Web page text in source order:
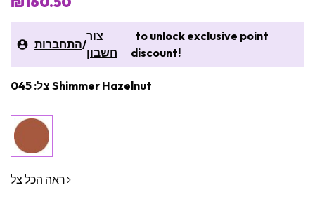
התחברות/
צור
חשבון
to unlock exclusive point
discount!
צל: 045 Shimmer Hazelnut
ראה הכל צל